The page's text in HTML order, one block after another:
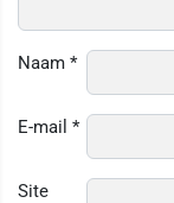
Naam *
E-mail *
Site